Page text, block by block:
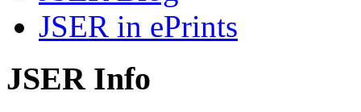
JSER in ePrints
JSER Info